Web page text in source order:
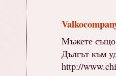
Мъжете също
Дългът към
http://